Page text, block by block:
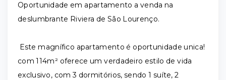
Oportunidade em apartamento a venda na
deslumbrante Riviera de São Lourenço.
Este magnífico apartamento é oportunidade unica!
com 114m² oferece um verdadeiro estilo de vida
exclusivo, com 3 dormitórios, sendo 1 suíte, 2